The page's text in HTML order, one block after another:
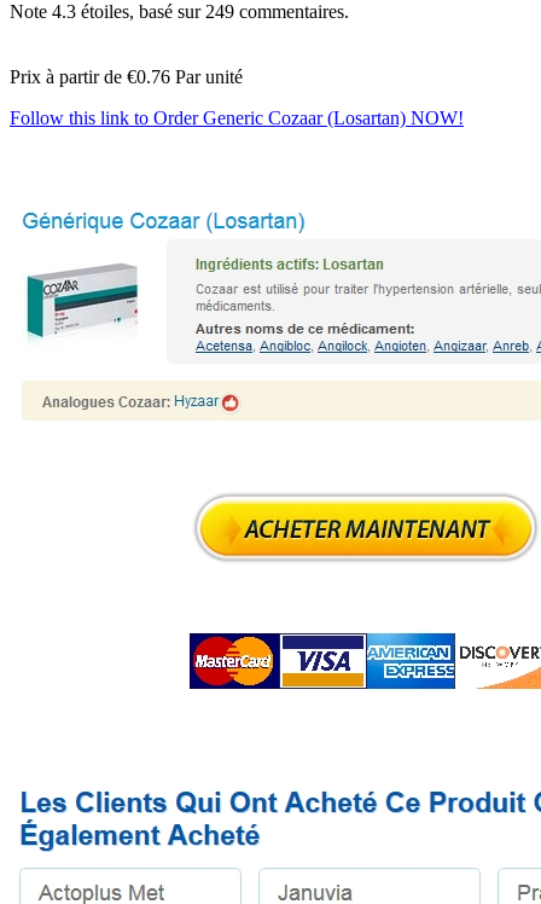
Note 4.3 étoiles, basé sur 249 commentaires.
Prix à partir de €0.76 Par unité
Follow this link to Order Generic Cozaar (Losartan) NOW!